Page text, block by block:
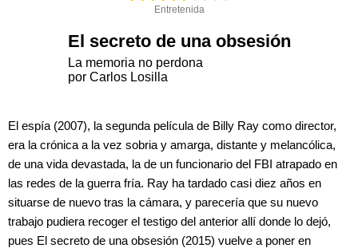
Entretenida
El secreto de una obsesión
La memoria no perdona
por Carlos Losilla
El espía (2007), la segunda película de Billy Ray como director,
era la crónica a la vez sobria y amarga, distante y melancólica,
de una vida devastada, la de un funcionario del FBI atrapado en
las redes de la guerra fría. Ray ha tardado casi diez años en
situarse de nuevo tras la cámara, y parecería que su nuevo
trabajo pudiera recoger el testigo del anterior allí donde lo dejó,
pues El secreto de una obsesión (2015) vuelve a poner en